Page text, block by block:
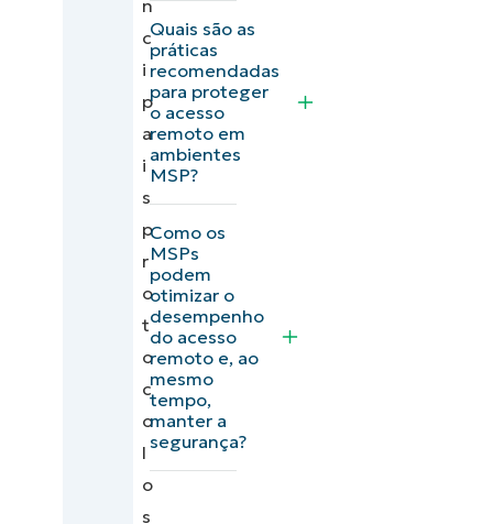
n
c
i
p
a
i
s
p
r
o
t
o
c
o
l
o
s
Quais são as
práticas
recomendadas
para proteger
o acesso
remoto em
ambientes
MSP?
Como os
MSPs
podem
otimizar o
desempenho
do acesso
remoto e, ao
mesmo
tempo,
manter a
segurança?